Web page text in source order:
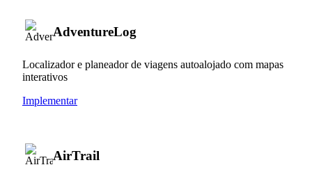
AdventureLog
Localizador e planeador de viagens autoalojado com mapas
interativos
Implementar
AirTrail